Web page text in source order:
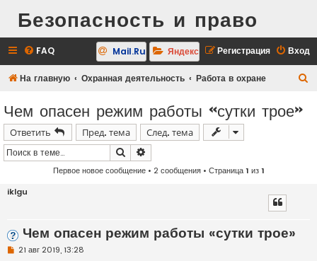
Безопасность и право
FAQ Вход
Регистрация
Mail.Ru Яндекс
На главную Охранная деятельность Работа в охране
Чем опасен режим работы «сутки трое»
Ответить Пред. тема
След. тема
Поиск
Первое новое сообщение• 2 сообщения • Страница1 из1
iklgu
Чем опасен режим работы «сутки трое»
Н21 авг 2019, 13:28